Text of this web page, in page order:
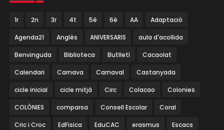
1r 2n 3r 4t 5è 6è AA Adaptació
Agenda21 Anglès ANIVERSARIS aula d'acollida
Benvinguda Biblioteca Butlletí Cacaolat
Calendari Carnava Carnaval Castanyada
cicle inicial cicle mitjà Circ Colacao Colonies
COLÒNIES comparsa Consell Escolar Coral
Cric i Croc EdFisica EduCAC erasmus Escacs